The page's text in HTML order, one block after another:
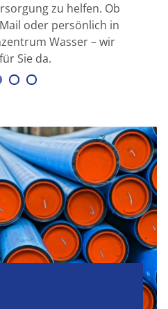
zu helfen. Ob
oder persönlich in
Wasser – wir
Sie da.